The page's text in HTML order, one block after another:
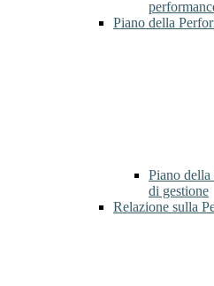
Piano della
Piano della
di gestione
Relazione sulla